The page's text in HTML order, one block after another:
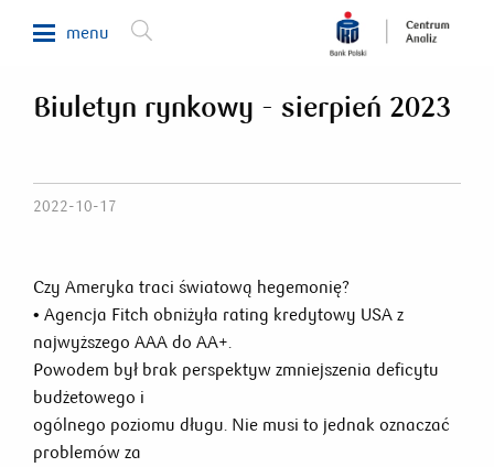
menu
Analizy sektorowe
Rynki zagraniczne
Fundusze inwestycyjne
Newsletter
800 302 302
Biuletyn rynkowy - sierpień 2023
2022-10-17
Czy Ameryka traci światową hegemonię?
• Agencja Fitch obniżyła rating kredytowy USA z
najwyższego AAA do AA+.
Powodem był brak perspektyw zmniejszenia deficytu
budżetowego i
ogólnego poziomu długu. Nie musi to jednak oznaczać
problemów za